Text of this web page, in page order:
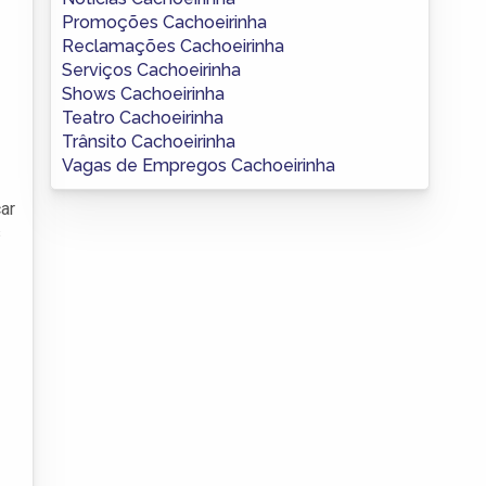
Promoções Cachoeirinha
Reclamações Cachoeirinha
Serviços Cachoeirinha
Shows Cachoeirinha
Teatro Cachoeirinha
Trânsito Cachoeirinha
Vagas de Empregos Cachoeirinha